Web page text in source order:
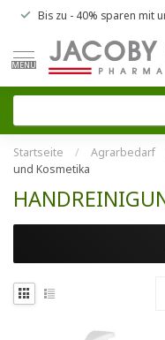
Bis zu - 40% sparen mit
MENU
Startseite / Agrarbedarf
und Kosmetika